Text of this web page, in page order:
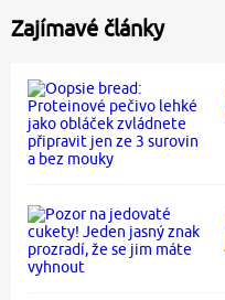
Zajímavé články